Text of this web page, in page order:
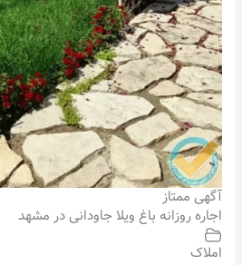
آگهی ممتاز
اجاره روزانه باغ ویلا جاودانی در مشهد
املاک